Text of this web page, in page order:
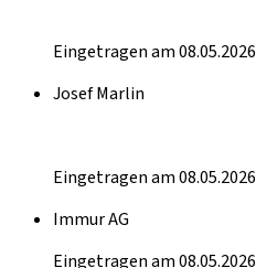
Eingetragen am 08.05.2026
Josef Marlin
Eingetragen am 08.05.2026
Immur AG
Eingetragen am 08.05.2026